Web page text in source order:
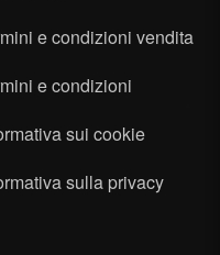
e condizioni vendita
e condizioni
sui cookie
sulla privacy